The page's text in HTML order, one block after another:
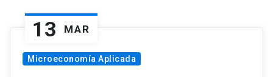
13 MAR
Microeconomía Aplicada